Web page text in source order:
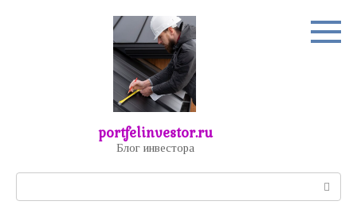
portfelinvestor.ru
Блог инвестора